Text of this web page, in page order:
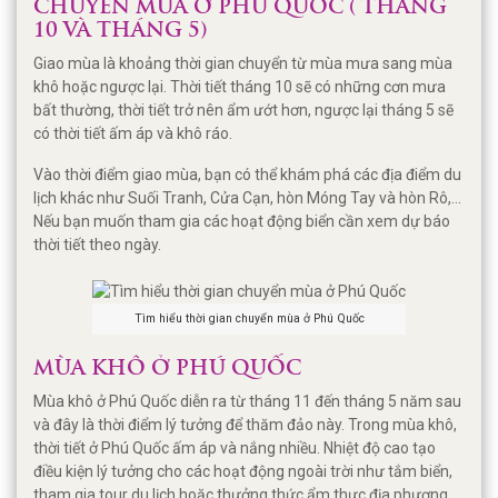
CHUYỂN MÙA Ở PHÚ QUỐC ( THÁNG
10 VÀ THÁNG 5)
Giao mùa là khoảng thời gian chuyển từ mùa mưa sang mùa
khô hoặc ngược lại. Thời tiết tháng 10 sẽ có những cơn mưa
bất thường, thời tiết trở nên ẩm ướt hơn, ngược lại tháng 5 sẽ
có thời tiết ấm áp và khô ráo.
Vào thời điểm giao mùa, bạn có thể khám phá các địa điểm du
lịch khác như Suối Tranh, Cửa Cạn, hòn Móng Tay và hòn Rô,...
Nếu bạn muốn tham gia các hoạt động biển cần xem dự báo
thời tiết theo ngày.
Tìm hiểu thời gian chuyển mùa ở Phú Quốc
MÙA KHÔ Ở PHÚ QUỐC
Mùa khô ở Phú Quốc diễn ra từ tháng 11 đến tháng 5 năm sau
và đây là thời điểm lý tưởng để thăm đảo này. Trong mùa khô,
thời tiết ở Phú Quốc ấm áp và nắng nhiều. Nhiệt độ cao tạo
điều kiện lý tưởng cho các hoạt động ngoài trời như tắm biển,
tham gia tour du lịch hoặc thưởng thức ẩm thực địa phương.